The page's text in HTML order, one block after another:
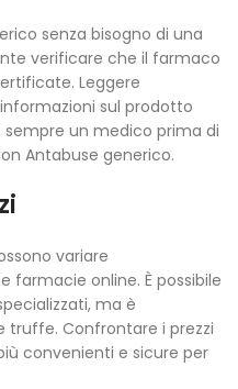
senza bisogno di una
verificare che il farmaco
Leggere
sul prodotto
sempre un medico prima di
Antabuse generico.
variare
farmacie online. È possibile
ma è
Confrontare i prezzi
convenienti e sicure per